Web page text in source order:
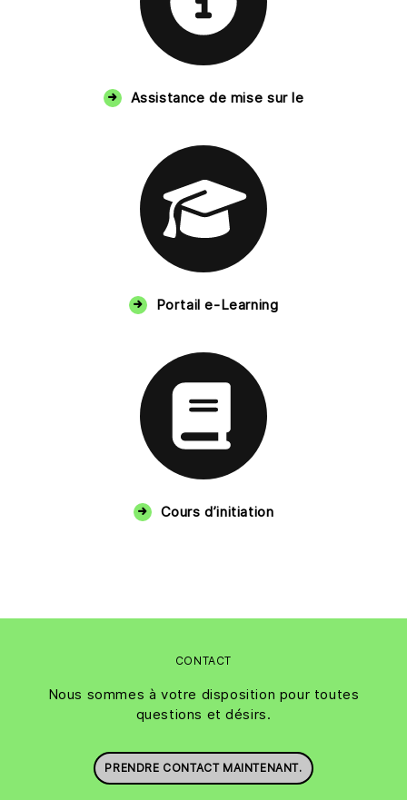
Assistance de mise sur le
Portail e-Learning
Cours d’initiation
CONTACT
Nous sommes à votre disposition pour toutes
questions et désirs.
PRENDRE CONTACT MAINTENANT.